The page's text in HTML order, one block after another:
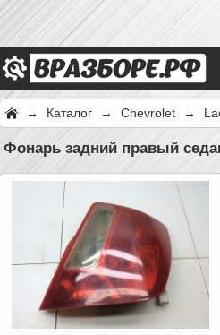
→ Каталог → Chevrolet →
Фонарь задний правый